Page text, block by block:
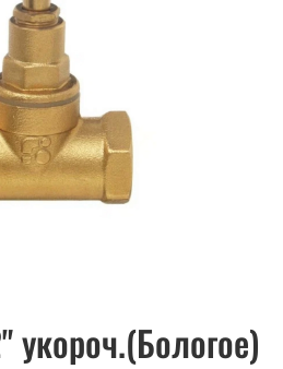
укороч.(Бологое)